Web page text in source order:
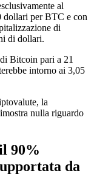
al
dollari per BTC e con
di
di dollari.
Bitcoin pari a 21
intorno ai 3,05
la
nulla riguardo
90%
da